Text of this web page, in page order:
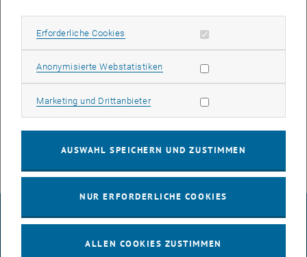
Wir starten diese Konferenzsaison mit Hannah und Cornelia auf
Arbeit zu metallorganischen Chalkogenaten (MOCHAs) und
IMPRESSUM
Erforderliche Cookies Erforderliche Cookies zulassen
Anonymisierte WebstatistikenStatistik Cookies zulassen
Marketing und DrittanbieterMarketing Cookies zulassen
AUSWAHL SPEICHERN UND ZUSTIMMEN
NUR ERFORDERLICHE COOKIES
ALLEN COOKIES ZUSTIMMEN